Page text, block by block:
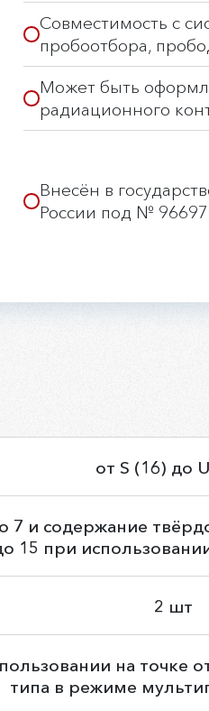
Совместимость с
пробоотбора,
Может быть
радиационного
Внесён в
России под №
от S (16) до
7 и содержание
15 при
2 шт
на точке
типа в режиме